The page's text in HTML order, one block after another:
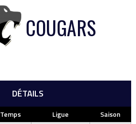
COUGARS
DÉTAILS
Temps Ligue
Saison